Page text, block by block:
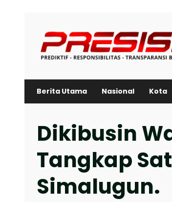
content
Berita Utama Nasional Kota
Dikibusin
Tangkap
Simalugun.